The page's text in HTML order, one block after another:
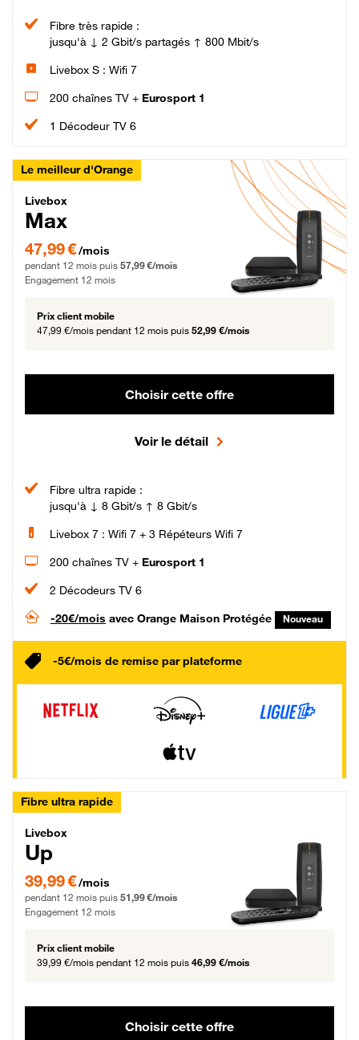
Fibre très rapide :
jusqu'à ↓ 2 Gbit/s partagés ↑ 800 Mbit/s
Livebox S : Wifi 7
200 chaînes TV + Eurosport 1
1 Décodeur TV 6
Le meilleur d'Orange
Livebox Max Fibre
Livebox
Max
47,99 € par mois pendant 12 mois puis 57,99 € par mois, Engagement 12 mois
47,99 €/mois
pendant 12 mois puis 57,99 €/mois
Engagement 12 mois
Prix client mobile
47,99 €/mois pendant 12 mois puis 52,99 €/mois
Choisir cette offre
Voir le détail
Fibre ultra rapide :
jusqu'à ↓ 8 Gbit/s ↑ 8 Gbit/s
Livebox 7 : Wifi 7 + 3 Répéteurs Wifi 7
200 chaînes TV + Eurosport 1
2 Décodeurs TV 6
-20€/mois avec Orange Maison Protégée Nouveau
-5€/mois de remise par plateforme
Fibre ultra rapide
Livebox Up Fibre
Livebox
Up
39,99 € par mois pendant 12 mois puis 51,99 € par mois, Engagement 12 mois
39,99 €/mois
pendant 12 mois puis 51,99 €/mois
Engagement 12 mois
Prix client mobile
39,99 €/mois pendant 12 mois puis 46,99 €/mois
Choisir cette offre